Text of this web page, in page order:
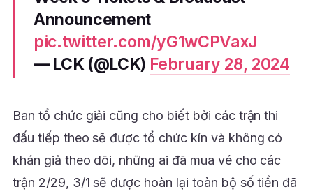
Announcement
pic.twitter.com/yG1wCPVaxJ
— LCK (@LCK) February 28, 2024
Ban tổ chức giải cũng cho biết bởi các trận thi
đấu tiếp theo sẽ được tổ chức kín và không có
khán giả theo dõi, những ai đã mua vé cho các
trận 2/29, 3/1 sẽ được hoàn lại toàn bộ số tiền đã